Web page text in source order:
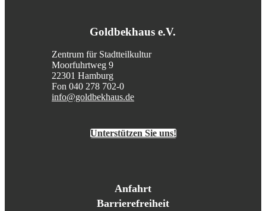
Goldbekhaus e.V.
Zentrum für Stadtteilkultur
Moorfuhrtweg 9
22301 Hamburg
Fon 040 278 702-0
info@goldbekhaus.de
Unterstützen Sie uns!
Anfahrt
Barrierefreiheit